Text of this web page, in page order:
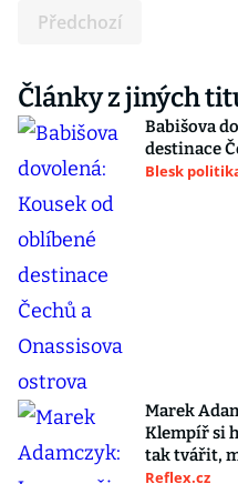
Předchozí
Články z jiných
Babišova
destinace
Blesk
Marek
Klempíř si
tak tvářit,
Reflex.cz